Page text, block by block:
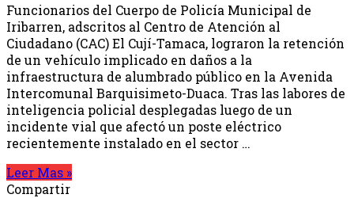
Funcionarios del Cuerpo de Policía Municipal de
Iribarren, adscritos al Centro de Atención al
Ciudadano (CAC) El Cují-Tamaca, lograron la retención
de un vehículo implicado en daños a la
infraestructura de alumbrado público en la Avenida
Intercomunal Barquisimeto-Duaca. Tras las labores de
inteligencia policial desplegadas luego de un
incidente vial que afectó un poste eléctrico
recientemente instalado en el sector …
Leer Mas »
Compartir